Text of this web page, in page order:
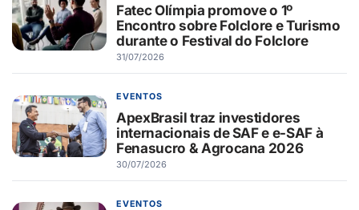
Fatec Olímpia promove o 1º
Encontro sobre Folclore e Turismo
durante o Festival do Folclore
31/07/2026
EVENTOS
ApexBrasil traz investidores
internacionais de SAF e e-SAF à
Fenasucro & Agrocana 2026
30/07/2026
EVENTOS